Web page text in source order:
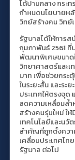
ได้ปานกลาง กระ
กำหนดนโยบายห
วิทย์สร้างคน วิทย์
รัฐบาลได้ให้การ
กุมภาพันธ์ 2561
พัฒนาพิเศษขนาด
วิทยาศาสตร์และ
บาท เพื่อช่วยกระ
ในระยะสั้น และร
ประเทศให้ตรงจุด
ลดความเหลื่อมล้
สร้างคนรุ่นใหม่ ใ
เทคโนโลยีและน
สำคัญที่ถูกตั้งควา
เคลื่อนประเทศไ
รัฐบาล ต่อไป